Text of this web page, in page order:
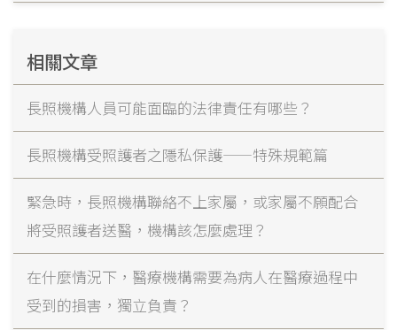
相關文章
長照機構人員可能面臨的法律責任有哪些？
長照機構受照護者之隱私保護——特殊規範篇
緊急時，長照機構聯絡不上家屬，或家屬不願配合
將受照護者送醫，機構該怎麼處理？
在什麼情況下，醫療機構需要為病人在醫療過程中
受到的損害，獨立負責？